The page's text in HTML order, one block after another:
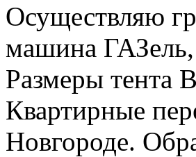
Осуществляю
машина ГАЗель,
Размеры тента
Квартирные
Новгороде.